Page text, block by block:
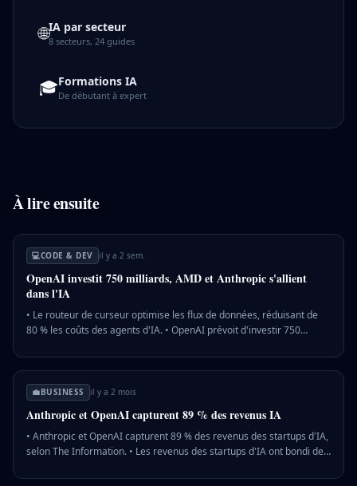
🌐IA par secteur
8 secteurs, 24 guides
🎓Formations IA
De débutant à expert
À lire ensuite
💻CODE & DEV il y a 2 sem.
OpenAI investit 750 milliards, AMD et Anthropic s'allient
dans l'IA
• Le routeur de curseur optimise les flux de données, réduisant de
80 % les coûts des agents d'IA. • OpenAI prévoit d'investir 750
l'innovation. • AMD et Anthropic signent un accord stratégique pour
développer des technologies de pointe dans l'IA. 💡 Pourquoi c'est
important : Ces initiatives illustrent l'intensification des
l'IA, influençant l'innovation technologique mondiale.
💼BUSINESS il y a 2 mois
Anthropic et OpenAI capturent 89 % des revenus IA
• Anthropic et OpenAI capturent 89 % des revenus des startups d'IA,
selon The Information. • Les revenus des startups d'IA ont bondi de
dépassé OpenAI grâce à ses outils de codage, malgré des coûts de